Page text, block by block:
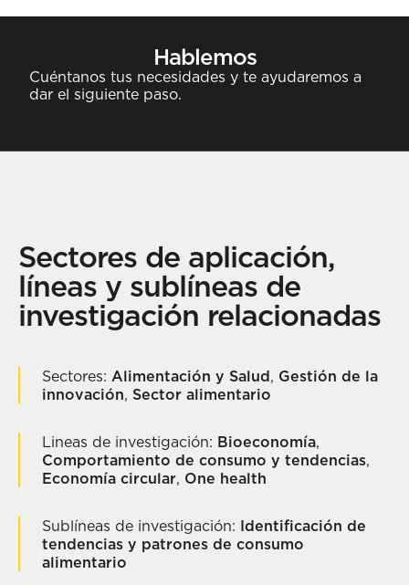
Hablemos
Cuéntanos tus necesidades y te ayudaremos a
dar el siguiente paso.
Sectores de aplicación,
líneas y sublíneas de
investigación relacionadas
Sectores: Alimentación y Salud, Gestión de la
innovación, Sector alimentario
Lineas de investigación: Bioeconomía,
Comportamiento de consumo y tendencias,
Economía circular, One health
Sublíneas de investigación: Identificación de
tendencias y patrones de consumo
alimentario